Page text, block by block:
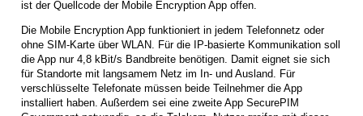
ist der Quellcode der Mobile Encryption App offen.
Die Mobile Encryption App funktioniert in jedem Telefonnetz oder
ohne SIM-Karte über WLAN. Für die IP-basierte Kommunikation soll
die App nur 4,8 kBit/s Bandbreite benötigen. Damit eignet sie sich
für Standorte mit langsamem Netz im In- und Ausland. Für
verschlüsselte Telefonate müssen beide Teilnehmer die App
installiert haben. Außerdem sei eine zweite App SecurePIM